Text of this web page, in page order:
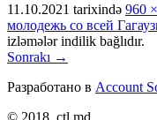
11.10.2021 tarixində 960
молодежь со всей
izləmələr indilik bağlıdır.
Sonrakı →
Разработано в Account
© 2018. ctl.md